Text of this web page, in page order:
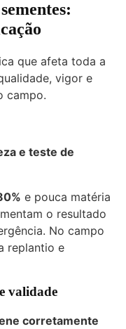
que afeta toda a
vigor e
campo.
e teste de
e pouca matéria
o resultado
No campo
replantio e
validade
corretamente